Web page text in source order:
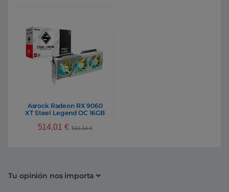
Asrock Radeon RX 9060
XT Steel Legend OC 16GB
Gráfica AMD
514,01 € 521,14€
Tu opinión nos importa